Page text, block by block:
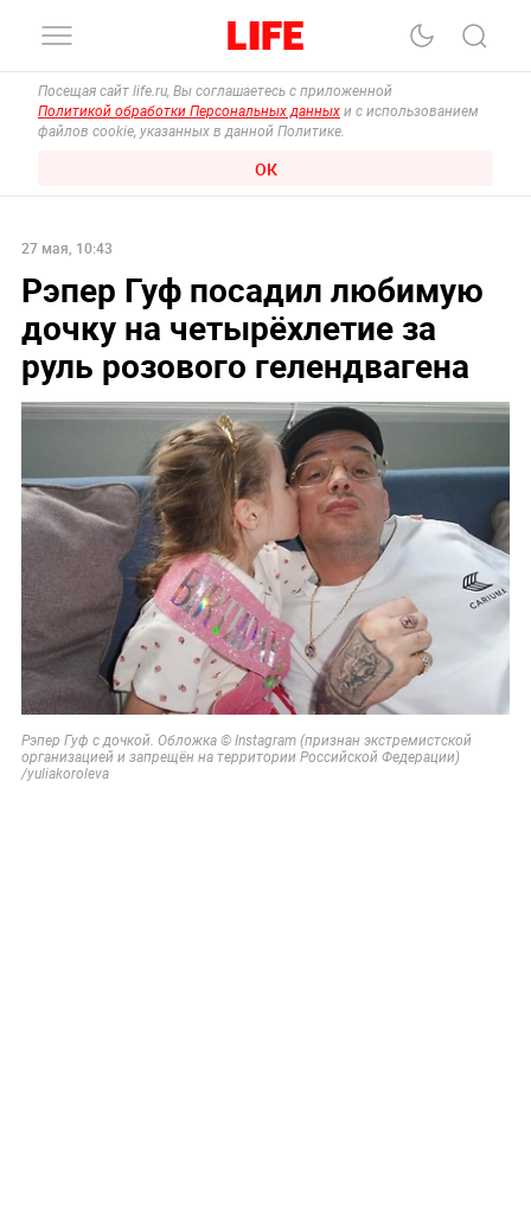
Посещая сайт life.ru, Вы соглашаетесь с приложенной
Политикой обработки Персональных данных и с использованием
файлов cookie, указанных в данной Политике.
ОК
27 мая, 10:43
Рэпер Гуф посадил любимую
дочку на четырёхлетие за
руль розового гелендвагена
Рэпер Гуф с дочкой. Обложка © Instagram (признан экстремистской
организацией и запрещён на территории Российской Федерации)
/yuliakoroleva